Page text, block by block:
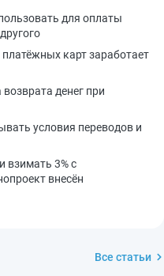
для оплаты
карт заработает
денег при
условия переводов и
взимать 3% с
внесён
Все статьи